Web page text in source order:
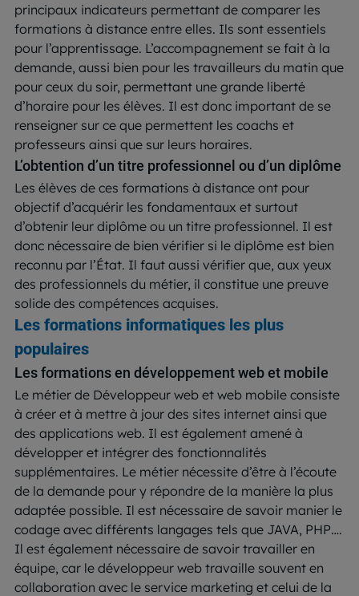
principaux indicateurs permettant de comparer les
formations à distance entre elles. Ils sont essentiels
pour l’apprentissage. L’accompagnement se fait à la
demande, aussi bien pour les travailleurs du matin que
pour ceux du soir, permettant une grande liberté
d’horaire pour les élèves. Il est donc important de se
renseigner sur ce que permettent les coachs et
professeurs ainsi que sur leurs horaires.
L’obtention d’un titre professionnel ou d’un diplôme
Les élèves de ces formations à distance ont pour
objectif d’acquérir les fondamentaux et surtout
d’obtenir leur diplôme ou un titre professionnel. Il est
donc nécessaire de bien vérifier si le diplôme est bien
reconnu par l’État. Il faut aussi vérifier que, aux yeux
des professionnels du métier, il constitue une preuve
solide des compétences acquises.
Les formations informatiques les plus
populaires
Les formations en développement web et mobile
Le métier de Développeur web et web mobile consiste
à créer et à mettre à jour des sites internet ainsi que
des applications web. Il est également amené à
développer et intégrer des fonctionnalités
supplémentaires. Le métier nécessite d’être à l’écoute
de la demande pour y répondre de la manière la plus
adaptée possible. Il est nécessaire de savoir manier le
codage avec différents langages tels que JAVA, PHP….
Il est également nécessaire de savoir travailler en
équipe, car le développeur web travaille souvent en
collaboration avec le service marketing et celui de la